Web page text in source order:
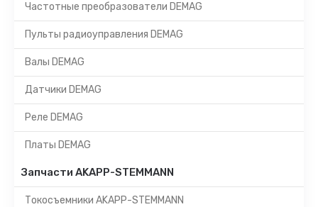
Частотные преобразователи DEMAG
Пульты радиоуправления DEMAG
Валы DEMAG
Датчики DEMAG
Реле DEMAG
Платы DEMAG
Запчасти AKAPP-STEMMANN
Токосъемники AKAPP-STEMMANN